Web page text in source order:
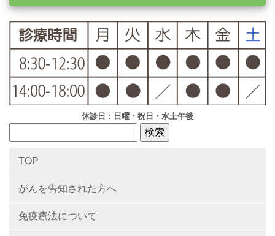
休診日：日曜・祝日・水土午後
TOP
がんを告知された方へ
免疫療法について